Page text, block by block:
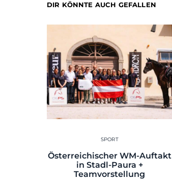
DIR KÖNNTE AUCH GEFALLEN
SPORT
Österreichischer WM-Auftakt
in Stadl-Paura +
Teamvorstellung